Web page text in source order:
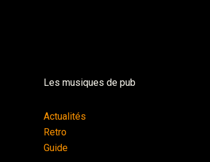
Les musiques de pub
Actualités
Retro
Guide